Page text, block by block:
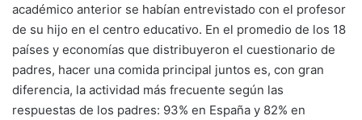
académico anterior se habían entrevistado con el profesor
de su hijo en el centro educativo. En el promedio de los 18
países y economías que distribuyeron el cuestionario de
padres, hacer una comida principal juntos es, con gran
diferencia, la actividad más frecuente según las
respuestas de los padres: 93% en España y 82% en